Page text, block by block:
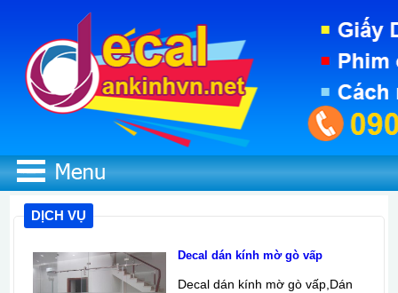
DỊCH VỤ
Decal dán kính mờ gò vấp
Decal dán kính mờ gò vấp,Dán